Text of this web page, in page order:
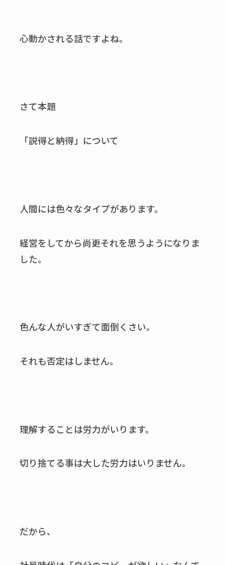
心動かされる話ですよね。
さて本題
「説得と納得」について
人間には色々なタイプがあります。
経営をしてから尚更それを思うようになりま
した。
色んな人がいすぎて面倒くさい。
それも否定はしません。
理解することは労力がいります。
切り捨てる事は大した労力はいりません。
だから、